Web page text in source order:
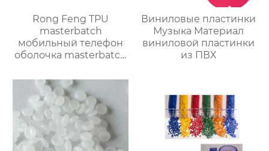
Rong Feng TPU
masterbatch
мобильный телефон
оболочка masterbatch
Виниловые пластинки
Музыка Материал
виниловой пластинки
из ПВХ